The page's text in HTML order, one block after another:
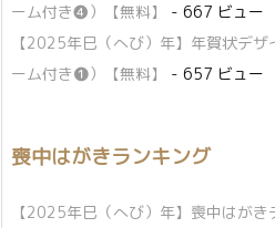
ーム付き❹）【無料】
- 667 ビュー
【2025年巳（へび）年】年賀状デ
ーム付き❶）【無料】
- 657 ビュー
喪中はがきランキング
【2025年巳（へび）年】喪中はが